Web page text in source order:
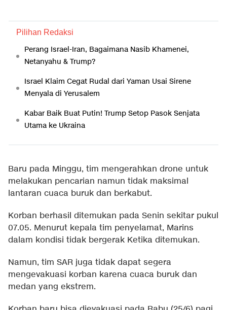
Pilihan Redaksi
Perang Israel-Iran, Bagaimana Nasib Khamenei,
Netanyahu & Trump?
Israel Klaim Cegat Rudal dari Yaman Usai Sirene
Menyala di Yerusalem
Kabar Baik Buat Putin! Trump Setop Pasok Senjata
Utama ke Ukraina
Baru pada Minggu, tim mengerahkan drone untuk
melakukan pencarian namun tidak maksimal
lantaran cuaca buruk dan berkabut.
Korban berhasil ditemukan pada Senin sekitar pukul
07.05. Menurut kepala tim penyelamat, Marins
dalam kondisi tidak bergerak Ketika ditemukan.
Namun, tim SAR juga tidak dapat segera
mengevakuasi korban karena cuaca buruk dan
medan yang ekstrem.